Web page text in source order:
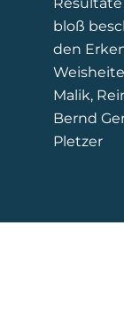
bloß
den
Malik,
Bernd
Pletzer